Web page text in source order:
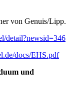
von Genuis/Lipp.
detail?newsid=346
docs/EHS.pdf
und